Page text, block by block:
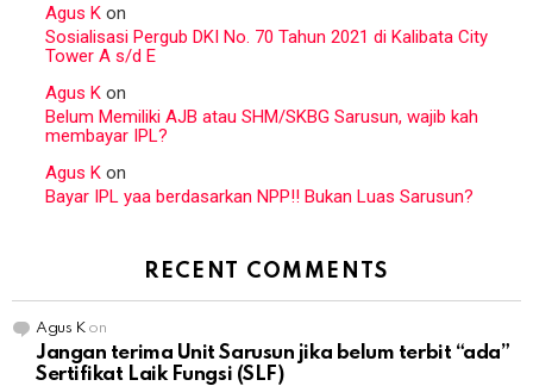
Agus K on
Sosialisasi Pergub DKI No. 70 Tahun 2021 di Kalibata City
Tower A s/d E
Agus K on
Belum Memiliki AJB atau SHM/SKBG Sarusun, wajib kah
membayar IPL?
Agus K on
Bayar IPL yaa berdasarkan NPP!! Bukan Luas Sarusun?
RECENT COMMENTS
Agus Kon
Jangan terima Unit Sarusun jika belum terbit “ada”
Sertifikat Laik Fungsi (SLF)